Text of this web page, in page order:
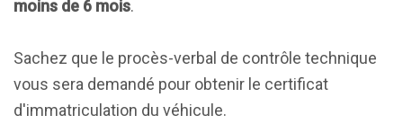
moins de 6 mois.
Sachez que le procès-verbal de contrôle technique
vous sera demandé pour obtenir le certificat
d'immatriculation du véhicule.